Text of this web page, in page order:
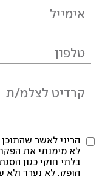
הריני לאשר
לא מימנתי את
בלתי חוקי כגון
הופק, לא נערך ולא